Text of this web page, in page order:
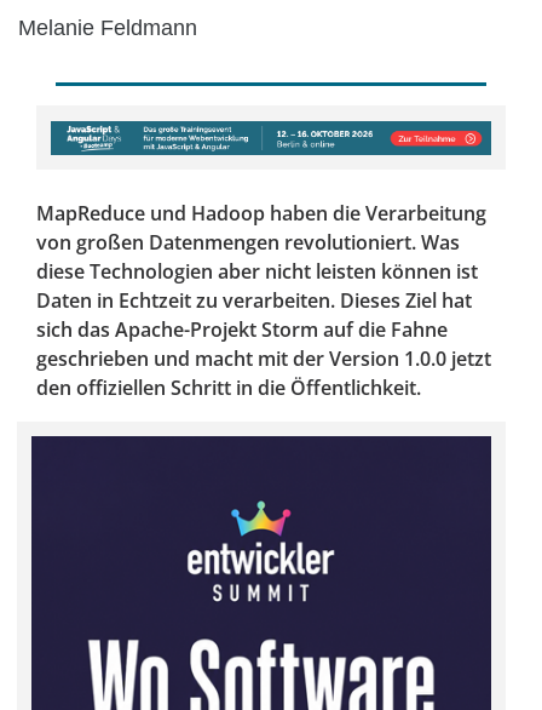
Melanie Feldmann
MapReduce und Hadoop haben die Verarbeitung
von großen Datenmengen revolutioniert. Was
diese Technologien aber nicht leisten können ist
Daten in Echtzeit zu verarbeiten. Dieses Ziel hat
sich das Apache-Projekt Storm auf die Fahne
geschrieben und macht mit der Version 1.0.0 jetzt
den offiziellen Schritt in die Öffentlichkeit.